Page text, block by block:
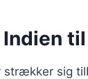
strækker sig